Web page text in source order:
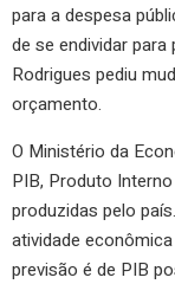
para a despesa
de se endividar
Rodrigues pediu
orçamento.
O Ministério da
PIB, Produto
produzidas pelo
atividade
previsão é de PIB